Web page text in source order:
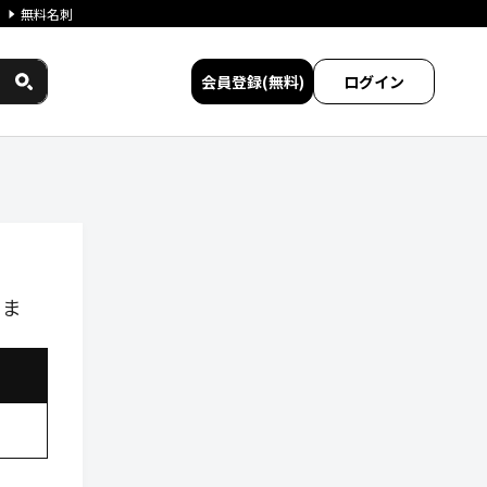
無料名刺
会員登録(無料) ログイン